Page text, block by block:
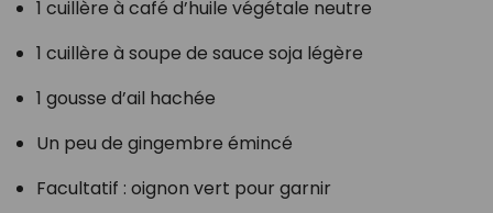
1 cuillère à café d’huile végétale neutre
1 cuillère à soupe de sauce soja légère
1 gousse d’ail hachée
Un peu de gingembre émincé
Facultatif : oignon vert pour garnir